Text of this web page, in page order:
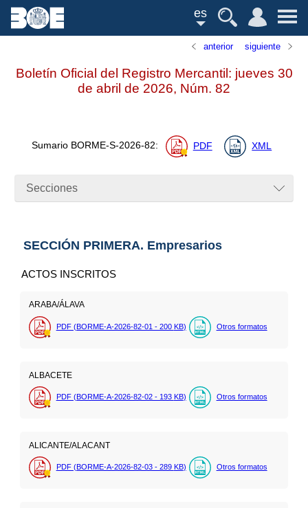
es
anterior siguiente
Boletín Oficial del Registro Mercantil: jueves 30
de abril de 2026, Núm. 82
Sumario BORME-S-2026-82: PDF XML
Secciones
SECCIÓN PRIMERA. Empresarios
ACTOS INSCRITOS
ARABA/ÁLAVA
PDF (BORME-A-2026-82-01 - 200 KB) Otros formatos
ALBACETE
PDF (BORME-A-2026-82-02 - 193 KB) Otros formatos
ALICANTE/ALACANT
PDF (BORME-A-2026-82-03 - 289 KB) Otros formatos